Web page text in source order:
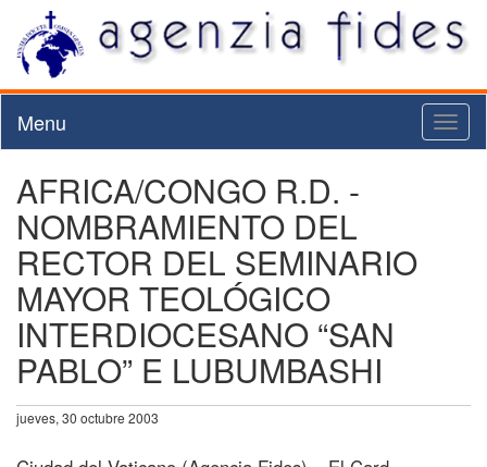
Menu
AFRICA/CONGO R.D. -
NOMBRAMIENTO DEL
RECTOR DEL SEMINARIO
MAYOR TEOLÓGICO
INTERDIOCESANO “SAN
PABLO” E LUBUMBASHI
jueves, 30 octubre 2003